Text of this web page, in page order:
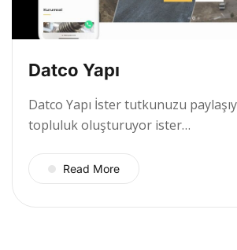
Datco Yapı
Datco Yapı İster tutkunuzu
topluluk oluşturuyor ister…
Read More